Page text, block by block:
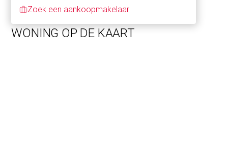
compactere kamers. Ook vind je hier een complete
badkamer met douche, wastafel en tweede toilet. De
kamers zijn volledig naar eigen wens in te delen. Een
Zoek een aankoopmakelaar
WONING OP DE KAART